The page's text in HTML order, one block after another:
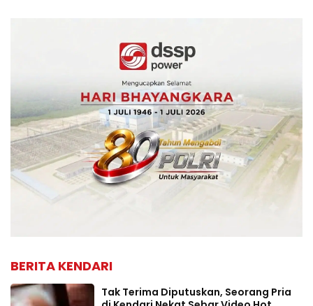
BERITA KENDARI
Tak Terima Diputuskan, Seorang Pria